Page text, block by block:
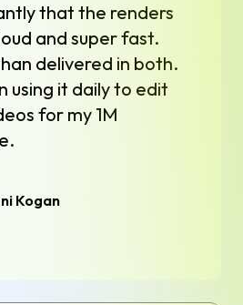
that the renders
and super fast.
delivered in both.
using it daily to edit
for my 1M
Kogan